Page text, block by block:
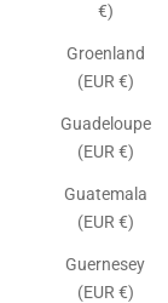
€)
Groenland
(EUR €)
Guadeloupe
(EUR €)
Guatemala
(EUR €)
Guernesey
(EUR €)